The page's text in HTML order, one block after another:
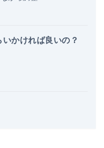
かければ良いの？